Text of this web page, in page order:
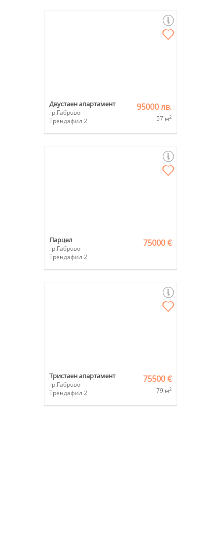
Двустаен апартамент
гр.Габрово
Трендафил 2
95000 лв.
57 м2
Парцел
гр.Габрово
Трендафил 2
75000 €
Тристаен апартамент
гр.Габрово
Трендафил 2
75500 €
79 м2